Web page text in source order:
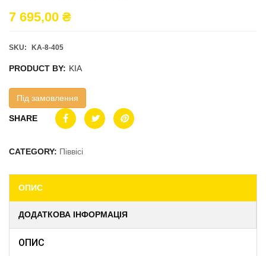
7 695,00 ₴
SKU: KA-8-405
PRODUCT BY: KIA
Під замовлення
SHARE
CATEGORY: Піввісі
ОПИС
ДОДАТКОВА ІНФОРМАЦІЯ
ОПИС